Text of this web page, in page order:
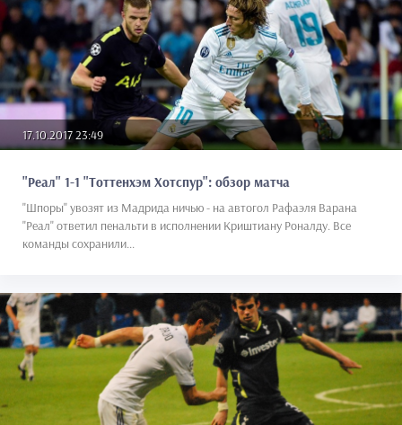
17.10.2017 23:49
"Реал" 1-1 "Тоттенхэм Хотспур": обзор матча
"Шпоры" увозят из Мадрида ничью - на автогол Рафаэля Варана
"Реал" ответил пенальти в исполнении Криштиану Роналду. Все
команды сохранили...